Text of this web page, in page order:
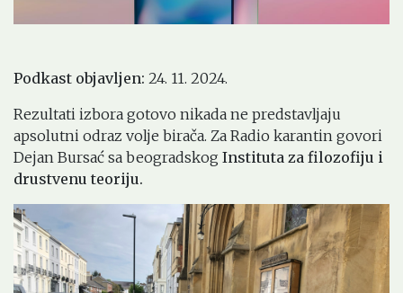
Podkast objavljen: 24. 11. 2024.
Rezultati izbora gotovo nikada ne predstavljaju
apsolutni odraz volje birača. Za Radio karantin govori
Dejan Bursać sa beogradskog Instituta za filozofiju i
drustvenu teoriju.